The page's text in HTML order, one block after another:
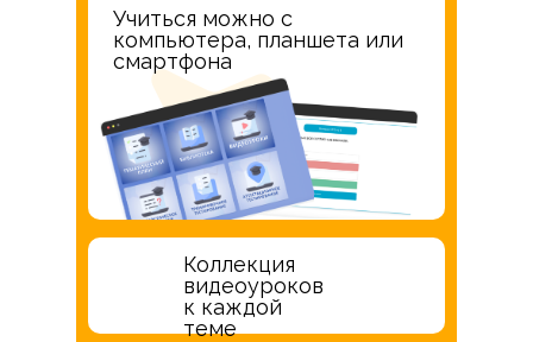
Коллекция
видеоуроков
к каждой
теме
Учиться можно с
компьютера, планшета или
смартфона